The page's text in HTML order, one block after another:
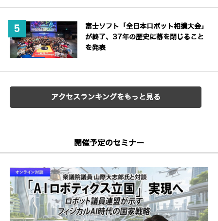
富士ソフト「全日本ロボット相撲大会」
が終了、37年の歴史に幕を閉じること
を発表
アクセスランキングをもっと見る
開催予定のセミナー